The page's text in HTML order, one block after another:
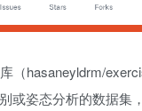
（hasaneyldrm/
或姿态分析的数据集